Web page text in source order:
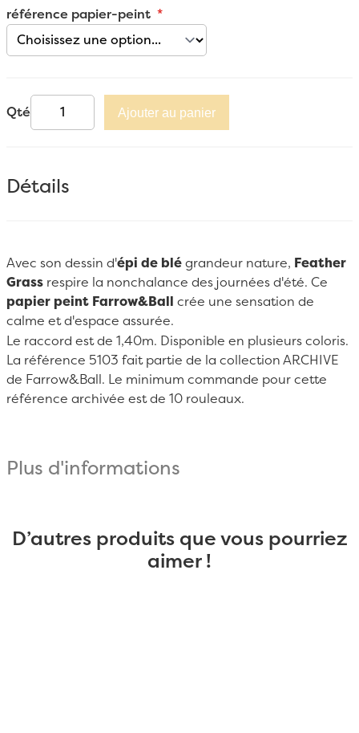
référence papier-peint
Qté Ajouter au panier
Détails
Avec son dessin d'épi de blé grandeur nature, Feather
Grass respire la nonchalance des journées d'été. Ce
papier peint Farrow&Ball crée une sensation de
calme et d'espace assurée.
Le raccord est de 1,40m. Disponible en plusieurs coloris.
La référence 5103 fait partie de la collection ARCHIVE
de Farrow&Ball. Le minimum commande pour cette
référence archivée est de 10 rouleaux.
Plus d'informations
D’autres produits que vous pourriez
aimer !